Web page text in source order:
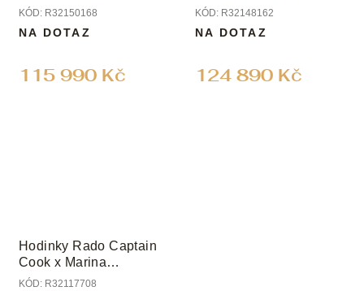
Ceramic Skeleton
KÓD: R32150168
115 990 Kč
NA DOTAZ
Ceramic Skeleton
KÓD: R32148162
124 890 Kč
NA DOTAZ
Hodinky Rado Captain
Cook x Marina
Hoermanseder
KÓD: R32117708